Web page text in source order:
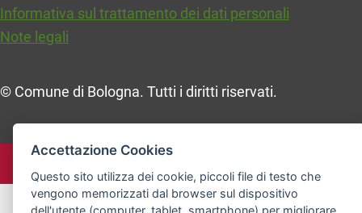
Informativa sul trattamento dei dati personali
Note legali
© Comune di Bologna. Tutti i diritti riservati.
Accettazione Cookies
Questo sito utilizza dei cookie, piccoli file di testo che
vengono memorizzati dal browser sul dispositivo
dell'utente (computer, tablet, smartphone) per migliorare